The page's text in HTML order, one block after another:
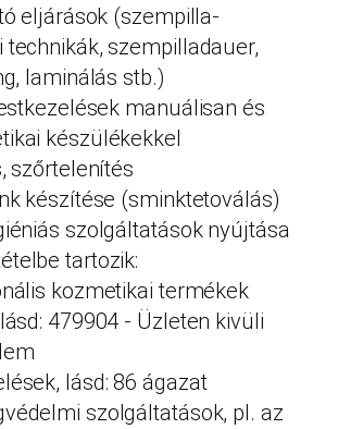
eljárások (szempilla-
technikák, szempilladauer,
laminálás stb.)
manuálisan és
készülékekkel
szőrtelenítés
készítése (sminktetoválás)
szolgáltatások nyújtása
tartozik:
kozmetikai termékek
479904 - Üzleten kivüli
lásd: 86 ágazat
szolgáltatások, pl. az